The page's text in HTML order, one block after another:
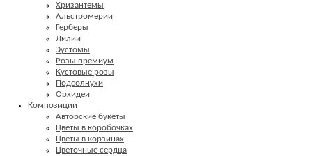
Хризантемы
Альстромерии
Герберы
Лилии
Эустомы
Розы премиум
Кустовые розы
Подсолнухи
Орхидеи
Композиции
Авторские букеты
Цветы в коробочках
Цветы в корзинах
Цветочные сердца